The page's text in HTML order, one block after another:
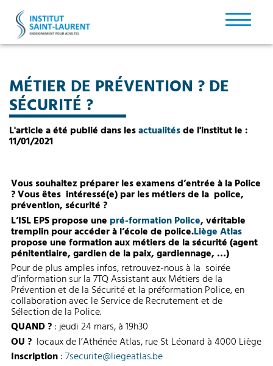
MÉTIER DE PRÉVENTION ? DE
SÉCURITÉ ?
L'article a été publié dans lesactualitésde l'institut le :
11/01/2021
Vous souhaitez préparer les examens d’entrée à la Police
? Vous êtes intéressé(e) par les métiers de la police,
prévention, sécurité ?
L’ISL EPS propose une pré-formation Police, véritable
tremplin pour accéder à l’école de police.Liège Atlas
propose une formation aux métiers de la sécurité (agent
pénitentiaire, gardien de la paix, gardiennage, …)
Pour de plus amples infos, retrouvez-nous à la soirée
d’information sur la 7TQ Assistant aux Métiers de la
Prévention et de la Sécurité et la préformation Police, en
collaboration avec le Service de Recrutement et de
Sélection de la Police.
QUAND ?: jeudi 24 mars, à 19h30
OU ? locaux de l’Athénée Atlas, rue St Léonard à 4000 Liège
Inscription:7securite@liegeatlas.be